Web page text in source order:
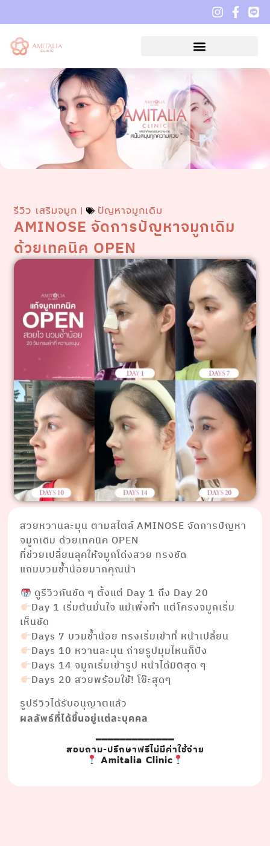
รีวิว เสริมจมูก ปัญหาจมูกเดิม
AMINOSE จัดการปัญหาจมูกเดิม
ด้วยเทคนิค OPEN
สวยหวานละมุน ตามสไตล์ AMINOSE จัดการปัญหา
จมูกเดิม ด้วยเทคนิค OPEN
ที่ช่วยเปลี่ยนลุคให้จมูกโด่งสวย ทรงชัด
แถมบวมช้ำน้อยมากคุณน้า
ดูรีวิวกันชัด ๆ ตั้งแต่ Day 1 ถึง Day 20
Day 1 เริ่มต้นมั่นใจ แม้เพิ่งทำ แต่โครงจมูกเริ่ม
เห็นชัด
Days 7 บวมช้ำน้อย ทรงเริ่มเข้าที่ หน้าเปลี่ยน
Days 10 หวานละมุน ถ่ายรูปมุมไหนก็ปัง
Days 14 จมูกเริ่มเข้ารูป หน้าได้มิติสุด ๆ
Days 20 สวยพร้อมใช้! โซ๊ะสุดๆ
รูปรีวิวได้รับอนุญาตแล้ว
ผลลัพธ์ที่ได้ขึ้นอยู่เเต่ละบุคคล
━━━━━━━━━━━━━
สอบถาม-ปรึกษาฟรีไม่มีค่าใช้จ่าย
Amitalia Clinic